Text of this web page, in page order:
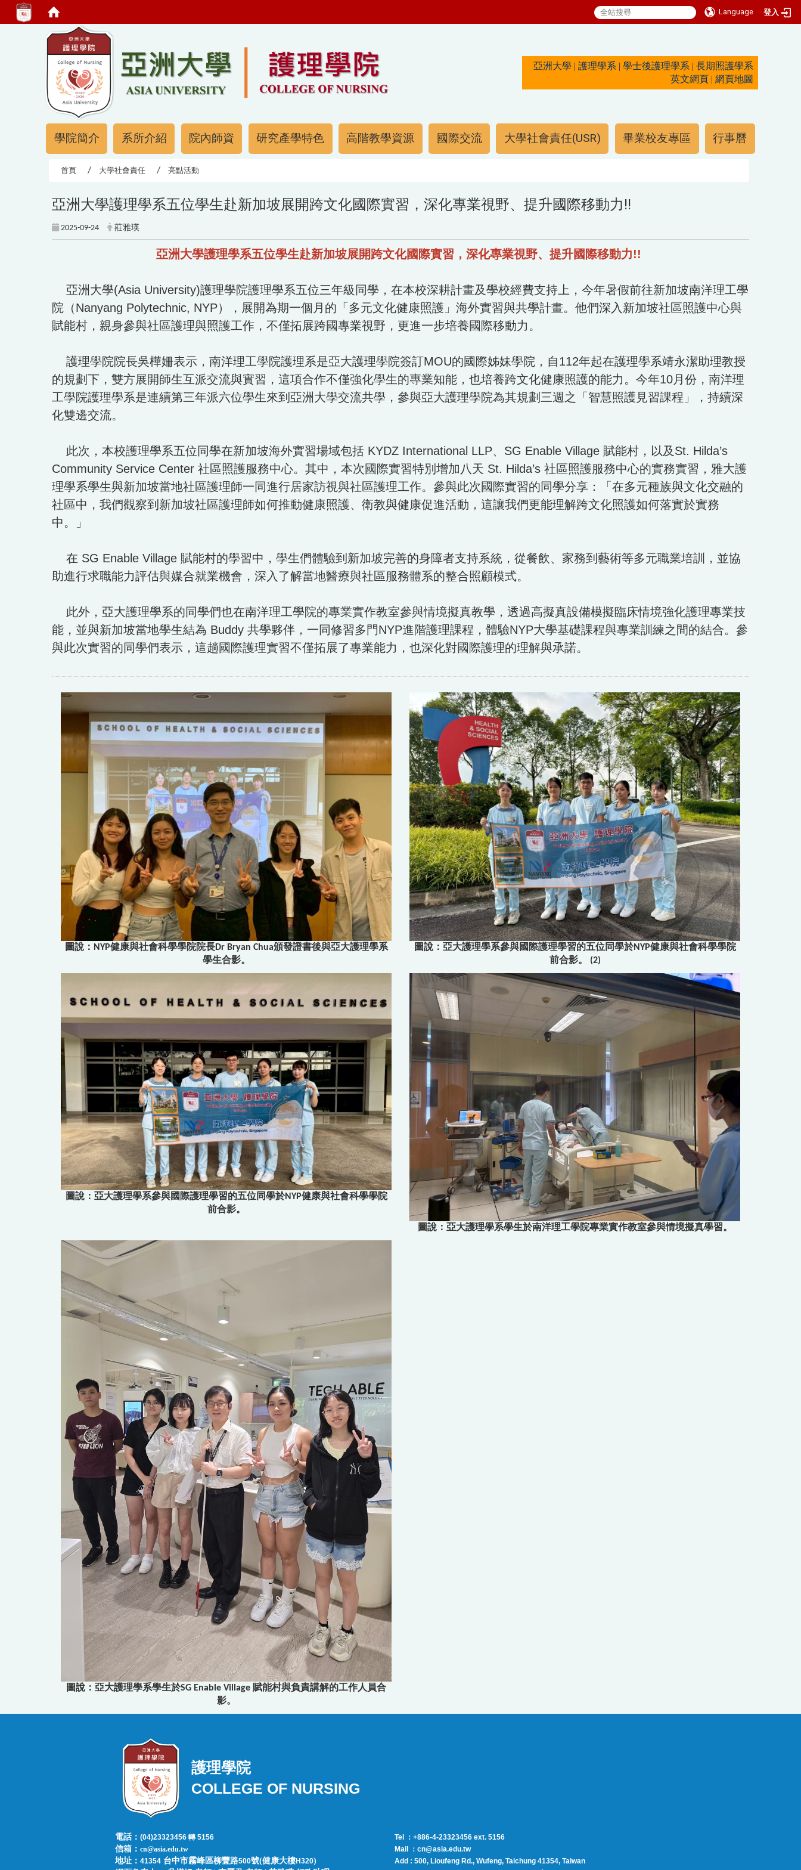
Language
登入
亞洲大學 | 護理學系 | 學士後護理學系 | 長期照護學系
英文網頁 | 網頁地圖
學院簡介 系所介紹 院內師資 研究產學特色 高階教學資源 國際交流 大學社會責任(USR) 畢業校友專區 行事曆
首頁 大學社會責任 亮點活動
亞洲大學護理學系五位學生赴新加坡展開跨文化國際實習，深化專業視野、提升國際移動力!!
2025-09-24 莊雅瑛
亞洲大學護理學系五位學生赴新加坡展開跨文化國際實習，深化專業視野、提升國際移動力!!
亞洲大學(Asia University)護理學院護理學系五位三年級同學，在本校深耕計畫及學校經費支持上，今年暑假前往新加坡南洋理工學
院（Nanyang Polytechnic, NYP），展開為期一個月的「多元文化健康照護」海外實習與共學計畫。他們深入新加坡社區照護中心與
賦能村，親身參與社區護理與照護工作，不僅拓展跨國專業視野，更進一步培養國際移動力。
護理學院院長吳樺姍表示，南洋理工學院護理系是亞大護理學院簽訂MOU的國際姊妹學院，自112年起在護理學系靖永潔助理教授
的規劃下，雙方展開師生互派交流與實習，這項合作不僅強化學生的專業知能，也培養跨文化健康照護的能力。今年10月份，南洋理
工學院護理學系是連續第三年派六位學生來到亞洲大學交流共學，參與亞大護理學院為其規劃三週之「智慧照護見習課程」，持續深
化雙邊交流。
此次，本校護理學系五位同學在新加坡海外實習場域包括 KYDZ International LLP、SG Enable Village 賦能村，以及St. Hilda’s
Community Service Center 社區照護服務中心。其中，本次國際實習特別增加八天 St. Hilda’s 社區照護服務中心的實務實習，雅大護
理學系學生與新加坡當地社區護理師一同進行居家訪視與社區護理工作。參與此次國際實習的同學分享：「在多元種族與文化交融的
社區中，我們觀察到新加坡社區護理師如何推動健康照護、衛教與健康促進活動，這讓我們更能理解跨文化照護如何落實於實務
中。」
在 SG Enable Village 賦能村的學習中，學生們體驗到新加坡完善的身障者支持系統，從餐飲、家務到藝術等多元職業培訓，並協
助進行求職能力評估與媒合就業機會，深入了解當地醫療與社區服務體系的整合照顧模式。
此外，亞大護理學系的同學們也在南洋理工學院的專業實作教室參與情境擬真教學，透過高擬真設備模擬臨床情境強化護理專業技
能，並與新加坡當地學生結為 Buddy 共學夥伴，一同修習多門NYP進階護理課程，體驗NYP大學基礎課程與專業訓練之間的結合。參
與此次實習的同學們表示，這趟國際護理實習不僅拓展了專業能力，也深化對國際護理的理解與承諾。
圖說：NYP健康與社會科學學院院長Dr Bryan Chua頒發證書後與亞大護理學系
學生合影。
圖說：亞大護理學系參與國際護理學習的五位同學於NYP健康與社會科學學院
前合影。 (2)
圖說：亞大護理學系參與國際護理學習的五位同學於NYP健康與社會科學學院
前合影。
圖說：亞大護理學系學生於南洋理工學院專業實作教室參與情境擬真學習。
圖說：亞大護理學系學生於SG Enable Village 賦能村與負責講解的工作人員合
影。
護理學院
COLLEGE OF NURSING
電話： (04)23323456 轉 5156
信箱： cn@asia.edu.tw
地址： 41354 台中市霧峰區柳豐路500號(健康大樓H320)
Tel ：+886-4-23323456 ext. 5156
Mail ：cn@asia.edu.tw
Add : 500, Lioufeng Rd., Wufeng, Taichung 41354, Taiwan